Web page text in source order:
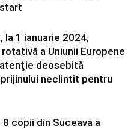
la 1 ianuarie 2024,
a Uniunii Europene
deosebită
neclintit pentru
copii din Suceava a